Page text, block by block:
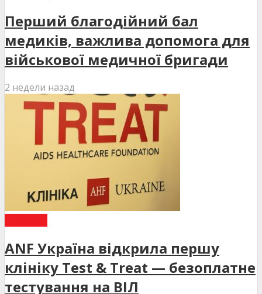
Перший благодійний бал
медиків, важлива допомога для
військової медичної бригади
2 недели назад
ANF Україна відкрила першу
клініку Test & Treat — безоплатне
тестування на ВІЛ